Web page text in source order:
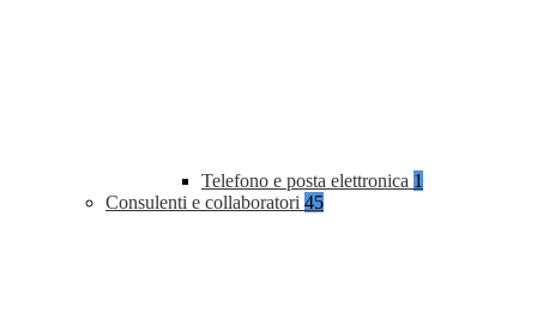
Telefono e posta elettronica 1
Consulenti e collaboratori 45